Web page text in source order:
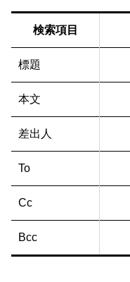
検索項目
標題
本文
差出人
To
Cc
Bcc